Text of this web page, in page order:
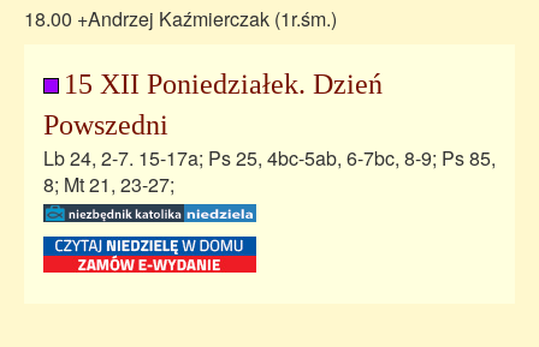
18.00 +Andrzej Kaźmierczak (1r.śm.)
15 XII Poniedziałek. Dzień
Powszedni
Lb 24, 2-7. 15-17a; Ps 25, 4bc-5ab, 6-7bc, 8-9; Ps 85,
8; Mt 21, 23-27;